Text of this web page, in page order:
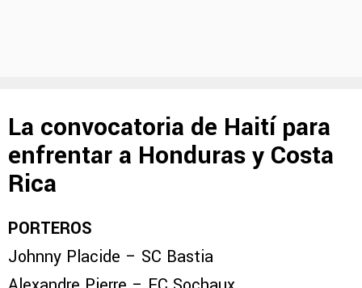
La convocatoria de Haití para
enfrentar a Honduras y Costa
Rica
PORTEROS
Johnny Placide – SC Bastia